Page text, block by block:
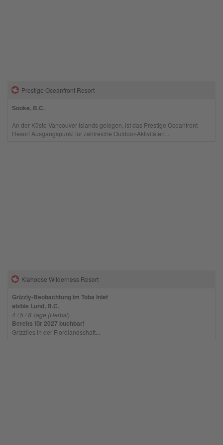
Prestige Oceanfront Resort
Sooke, B.C.
An der Küste Vancouver Islands gelegen, ist das Prestige Oceanfront
Resort Ausgangspunkt für zahlreiche Outdoor-Aktivitäten...
Klahoose Wilderness Resort
Grizzly-Beobachtung im Toba Inlet
ab/bis Lund, B.C.
4 / 5 / 8 Tage (Herbst)
Bereits für 2027 buchbar!
Grizzlies in der Fjordlandschaft...